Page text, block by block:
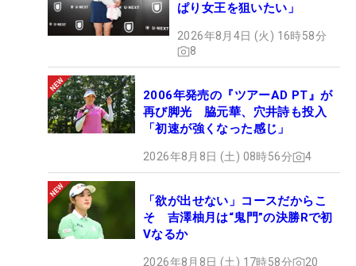
ぱり女王を狙いたい」
2026年8月4日 (火) 16時58分
8
2006年発売の『ツアーAD PT』が
再び脚光 脇元華、穴井詩も投入
「初速が強くなった感じ」
2026年8月8日 (土) 08時56分 4
「欲が出せない」コースだからこ
そ 吉澤柚月は“鬼門”の決勝Rで初
Vなるか
2026年8月8日 (土) 17時58分 20